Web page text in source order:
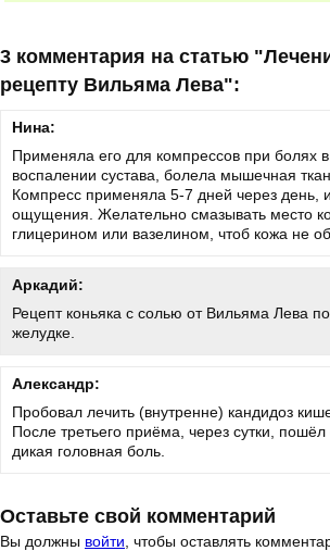
3 комментария на статью
рецепту Вильяма Лева":
Нина:
Применяла его для компрессов при болях в
воспалении сустава, болела мышечная
Компресс применяла 5-7 дней через день,
ощущения. Желательно смазывать место
глицерином или вазелином, чтоб кожа не
Аркадий:
Рецепт коньяка с солью от Вильяма Лева
желудке.
Александр:
Пробовал лечить (внутренне) кандидоз
После третьего приёма, через сутки, пошёл
дикая головная боль.
Оставьте свой комментарий
Вы должны войти , чтобы оставлять